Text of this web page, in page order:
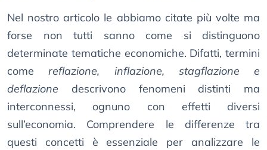
Nel nostro articolo le abbiamo citate più volte ma
forse non tutti sanno come si distinguono
determinate tematiche economiche. Difatti, termini
comereflazione, inflazione, stagflazione e
deflazione descrivono fenomeni distinti ma
interconnessi, ognuno con effetti diversi
sull’economia. Comprendere le differenze tra
questi concetti è essenziale per analizzare le